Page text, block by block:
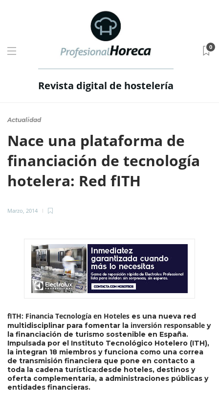
Revista digital de hostelería
0
Actualidad
Nace una plataforma de
financiación de tecnología
hotelera: Red fITH
Marzo, 2014
fITH: Financia Tecnología en Hoteles es una nueva red
multidisciplinar para fomentar la inversión responsable y
la financiación de turismo sostenible en España.
Impulsada por el Instituto Tecnológico Hotelero (ITH),
la integran 18 miembros y funciona como una correa
de transmisión financiera que pone en contacto a
toda la cadena turística:desde hoteles, destinos y
oferta complementaria, a administraciones públicas y
entidades financieras.